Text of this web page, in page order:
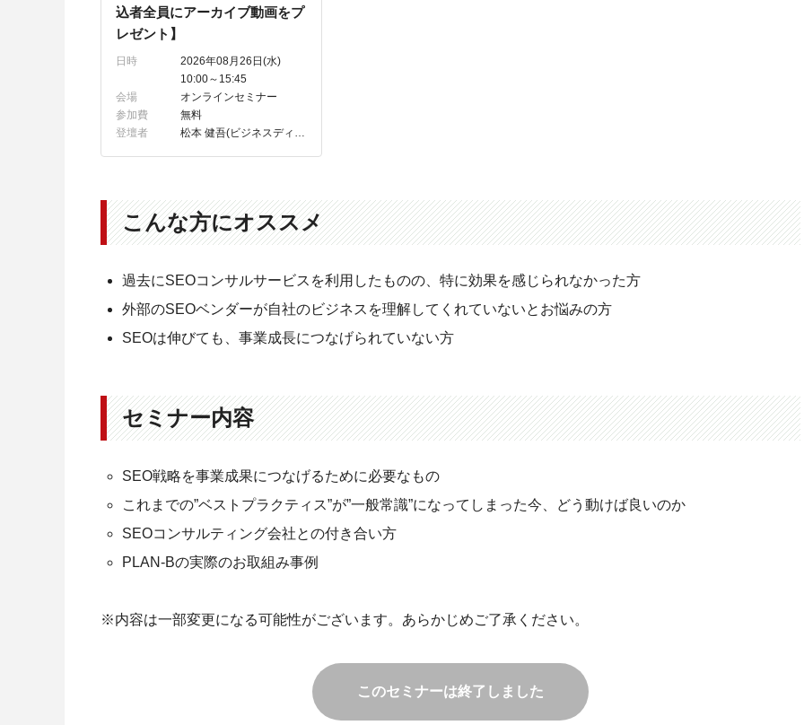
込者全員にアーカイブ動画をプ
レゼント】
日時
2026年08月26日(水)
10:00～15:45
会場
オンラインセミナー
参加費
無料
登壇者
松本 健吾(ビジネスディベロップメント部 プロダクトマーケティングマネージャー)
こんな方にオススメ
過去にSEOコンサルサービスを利用したものの、特に効果を感じられなかった方
外部のSEOベンダーが自社のビジネスを理解してくれていないとお悩みの方
SEOは伸びても、事業成長につなげられていない方
セミナー内容
SEO戦略を事業成果につなげるために必要なもの
これまでの”ベストプラクティス”が”一般常識”になってしまった今、どう動けば良いのか
SEOコンサルティング会社との付き合い方
PLAN-Bの実際のお取組み事例
※内容は一部変更になる可能性がございます。あらかじめご了承ください。
このセミナーは終了しました